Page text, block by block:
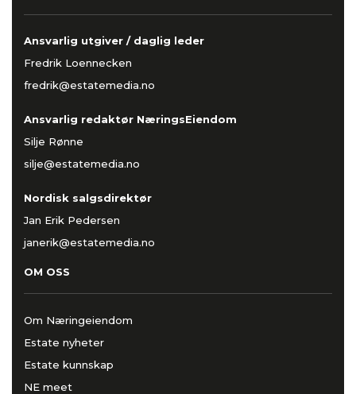
Ansvarlig utgiver / daglig leder
Fredrik Loennecken
fredrik@estatemedia.no
Ansvarlig redaktør NæringsEiendom
Silje Rønne
silje@estatemedia.no
Nordisk salgsdirektør
Jan Erik Pedersen
janerik@estatemedia.no
OM OSS
Om Næringeiendom
Estate nyheter
Estate kunnskap
NE meet